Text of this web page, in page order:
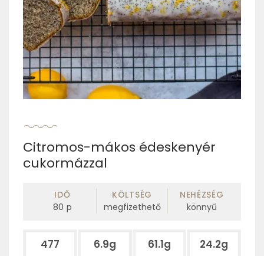
Citromos-mákos édeskenyér
cukormázzal
IDŐ
80 p
KÖLTSÉG
megfizethető
NEHÉZSÉG
könnyű
477 6.9g 61.1g 24.2g